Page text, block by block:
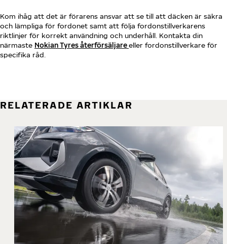
Kom ihåg att det är förarens ansvar att se till att däcken är säkra
och lämpliga för fordonet samt att följa fordonstillverkarens
riktlinjer för korrekt användning och underhåll. Kontakta din
närmaste Nokian Tyres återförsäljareeller fordonstillverkare för
specifika råd.
RELATERADE ARTIKLAR